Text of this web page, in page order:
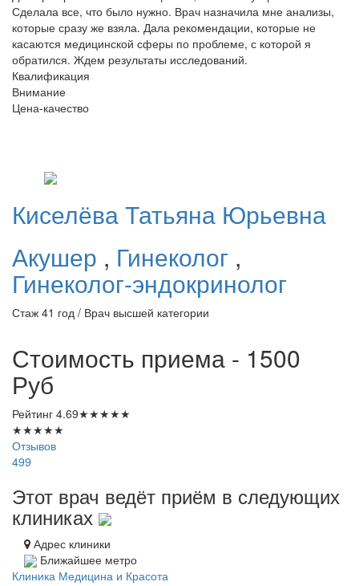
Сделала все, что было нужно. Врач назначила мне анализы,
которые сразу же взяла. Дала рекомендации, которые не
касаются медицинской сферы по проблеме, с которой я
обратился. Ждем результаты исследований.
Квалификация
Внимание
Цена-качество
КиселёваТатьяна Юрьевна
Акушер , Гинеколог ,
Гинеколог-эндокринолог
Стаж 41 год / Врач высшей категории
Стоимость приема - 1500
Руб
Рейтинг 4.69★★★★★
★★★★★
Отзывов
499
Этот врач ведёт приём в следующих
клиниках
Адрес клиники
Ближайшее метро
Клиника Медицина и Красота